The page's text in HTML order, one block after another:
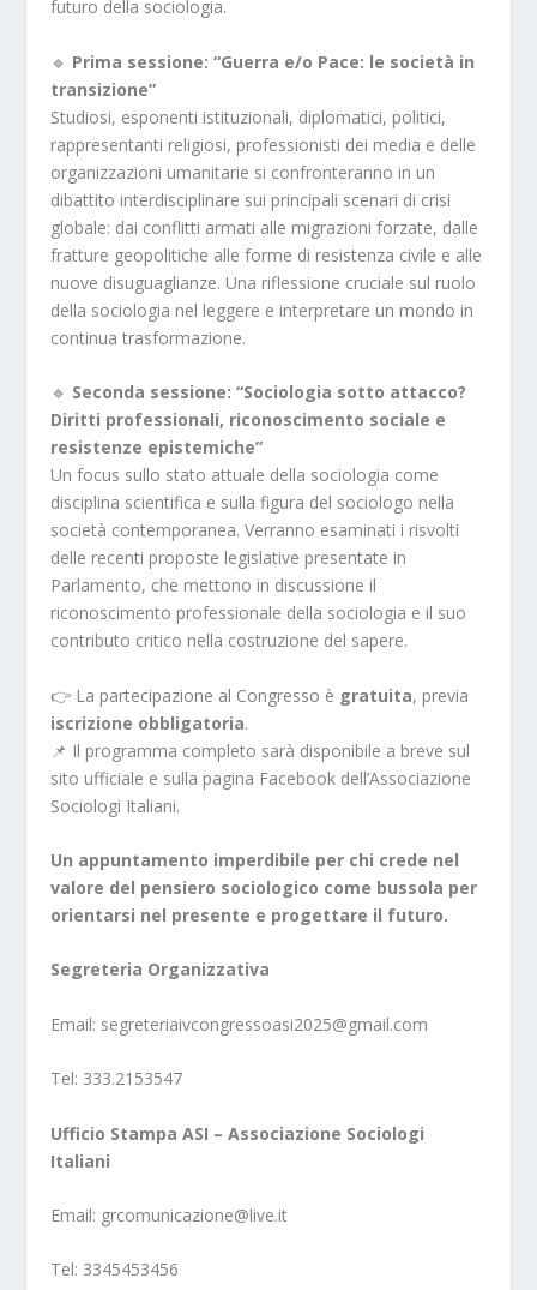
futuro della sociologia.
🔹 Prima sessione: “Guerra e/o Pace: le società in
transizione”
Studiosi, esponenti istituzionali, diplomatici, politici,
rappresentanti religiosi, professionisti dei media e delle
organizzazioni umanitarie si confronteranno in un
dibattito interdisciplinare sui principali scenari di crisi
globale: dai conflitti armati alle migrazioni forzate, dalle
fratture geopolitiche alle forme di resistenza civile e alle
nuove disuguaglianze. Una riflessione cruciale sul ruolo
della sociologia nel leggere e interpretare un mondo in
continua trasformazione.
🔹 Seconda sessione: “Sociologia sotto attacco?
Diritti professionali, riconoscimento sociale e
resistenze epistemiche”
Un focus sullo stato attuale della sociologia come
disciplina scientifica e sulla figura del sociologo nella
società contemporanea. Verranno esaminati i risvolti
delle recenti proposte legislative presentate in
Parlamento, che mettono in discussione il
riconoscimento professionale della sociologia e il suo
contributo critico nella costruzione del sapere.
👉 La partecipazione al Congresso è gratuita, previa
iscrizione obbligatoria.
📌 Il programma completo sarà disponibile a breve sul
sito ufficiale e sulla pagina Facebook dell’Associazione
Sociologi Italiani.
Un appuntamento imperdibile per chi crede nel
valore del pensiero sociologico come bussola per
orientarsi nel presente e progettare il futuro.
Segreteria Organizzativa
Email: segreteriaivcongressoasi2025@gmail.com
Tel: 333.2153547
Ufficio Stampa ASI – Associazione Sociologi
Italiani
Email: grcomunicazione@live.it
Tel: 3345453456